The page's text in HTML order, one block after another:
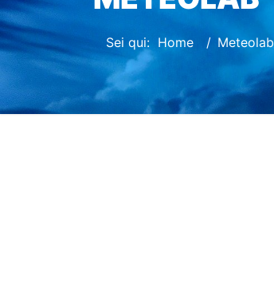
Sei qui: Home Meteolab